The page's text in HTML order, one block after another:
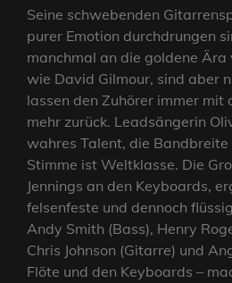
Seine schwebenden
purer Emotion durchdrungen
manchmal an die goldene Ära
wie David Gilmour, sind aber
lassen den Zuhörer immer mit
mehr zurück. Leadsängerin
wahres Talent, die Bandbreite
Stimme ist Weltklasse. Die
Jennings an den Keyboards,
felsenfeste und dennoch
Andy Smith (Bass), Henry
Chris Johnson (Gitarre) und
Flöte und den Keyboards –